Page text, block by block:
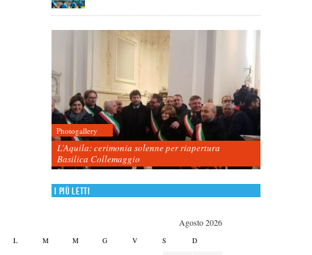
Photogallery
L’Aquila: cerimonia solenne per riapertura
Basilica Collemaggio
I più letti
Agosto 2026
L M M G V S D